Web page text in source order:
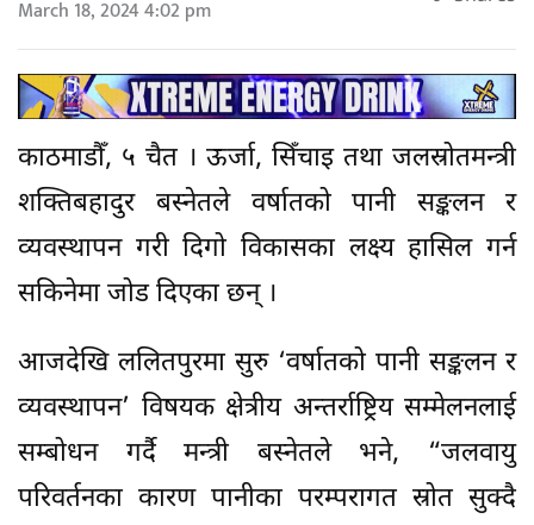
March 18, 2024 4:02 pm
काठमाडौँ, ५ चैत । ऊर्जा, सिँचाइ तथा जलस्रोतमन्त्री
शक्तिबहादुर बस्नेतले वर्षातको पानी सङ्कलन र
व्यवस्थापन गरी दिगो विकासका लक्ष्य हासिल गर्न
सकिनेमा जोड दिएका छन् ।
आजदेखि ललितपुरमा सुरु ‘वर्षातको पानी सङ्कलन र
व्यवस्थापन’ विषयक क्षेत्रीय अन्तर्राष्ट्रिय सम्मेलनलाई
सम्बोधन गर्दै मन्त्री बस्नेतले भने, “जलवायु
परिवर्तनका कारण पानीका परम्परागत स्रोत सुक्दै